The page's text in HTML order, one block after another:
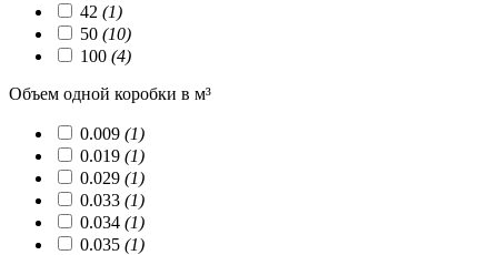
42 (1)
50 (10)
100 (4)
Объем одной коробки в м³
0.009 (1)
0.019 (1)
0.029 (1)
0.033 (1)
0.034 (1)
0.035 (1)